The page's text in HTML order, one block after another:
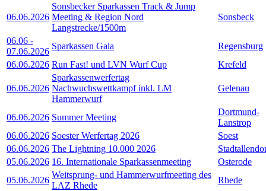
06.06.2026
Sonsbecker Sparkassen Track & Jump
Meeting & Region Nord
Langstrecke/1500m
Sonsbeck
06.06 -
07.06.2026
Sparkassen Gala
Regensburg
06.06.2026 Run Fast! und LVN Wurf Cup Krefeld
06.06.2026
Sparkassenwerfertag
Nachwuchswettkampf inkl. LM
Hammerwurf
Gelenau
06.06.2026 Summer Meeting
Dortmund-
Lanstrop
06.06.2026 Soester Werfertag 2026
Soest
06.06.2026 The Lightning 10.000 2026
05.06.2026 16. Internationale Sparkassenmeeting
Osterode
05.06.2026
Weitsprung- und Hammerwurfmeeting des
LAZ Rhede
Rhede